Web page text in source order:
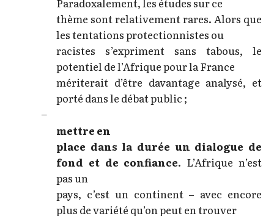
thème sont relativement rares. Alors que
les tentations protectionnistes ou
racistes s’expriment sans tabous, le
potentiel de l’Afrique pour la France
mériterait d’être davantage analysé, et
porté dans le débat public ;
–
mettre en
place dans la durée un dialogue de
fond et de confiance. L’Afrique n’est
pas un
pays, c’est un continent – avec encore
plus de variété qu’on peut en trouver